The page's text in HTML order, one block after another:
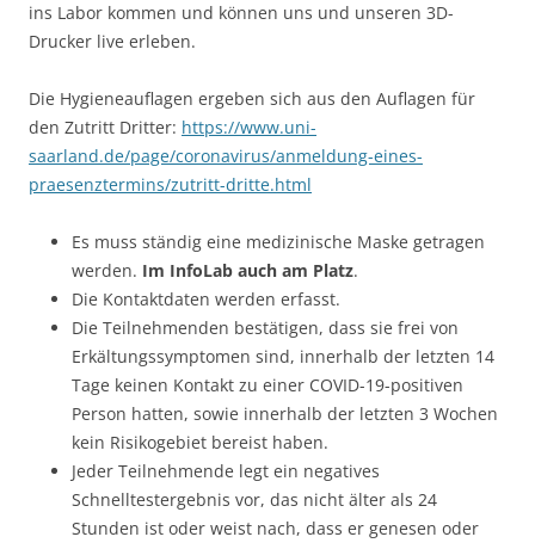
ins Labor kommen und können uns und unseren 3D-
Drucker live erleben.
Die Hygieneauflagen ergeben sich aus den Auflagen für
den Zutritt Dritter: https://www.uni-
saarland.de/page/coronavirus/anmeldung-eines-
praesenztermins/zutritt-dritte.html
Es muss ständig eine medizinische Maske getragen
werden. Im InfoLab auch am Platz.
Die Kontaktdaten werden erfasst.
Die Teilnehmenden bestätigen, dass sie frei von
Erkältungssymptomen sind, innerhalb der letzten 14
Tage keinen Kontakt zu einer COVID-19-positiven
Person hatten, sowie innerhalb der letzten 3 Wochen
kein Risikogebiet bereist haben.
Jeder Teilnehmende legt ein negatives
Schnelltestergebnis vor, das nicht älter als 24
Stunden ist oder weist nach, dass er genesen oder